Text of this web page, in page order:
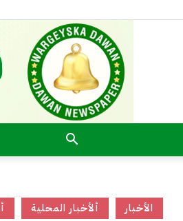
ألأخبار المحلية الأخبار